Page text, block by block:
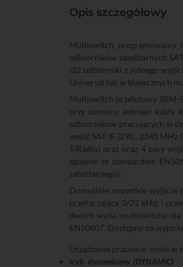
Opis szczegółowy
Multiswitch programowalny
odbiorników satelitarnych
(32 odbiorniki z jednego
Universal lub w klasycznych
Multiswitch przelotowy SRM-
przy pomocy jednego kabla
odbiorników pracujących w
wejść SAT IF (290...2340
T/Radio) oraz oraz 4 pary
zgodnie ze standardem
satelitarnego).
Domyślnie wszystkie wyjścia
przełączający 0/22 kHz) i
dwóch wyjść multiswitcha dla
EN50607. Dostępny na
Urządzenie pracować może w
tryb dynamiczny (DYNAMIC) -